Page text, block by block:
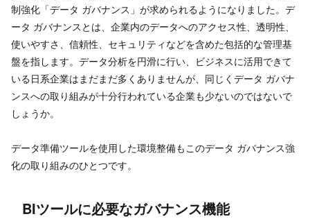
制強化「データ ガバナンス」が求められるようになりました。デ
ータ ガバナンスとは、企業内のデータへのアクセス性、透明性、
使いやすさ、信頼性、セキュリティなどを含めた包括的な管理基
盤を指します。データ分析を円滑に行い、ビジネスに活用できて
いる日系企業はまだまだ多くありませんが、同じくデータ ガバナ
ンスへの取り組みが十分行われている企業も少ないのではないで
しょうか。
データ準備ツールを使用した環境整備もこのデータ ガバナンス強
化の取り組みのひとつです。
BIツールに必要なガバナンス機能